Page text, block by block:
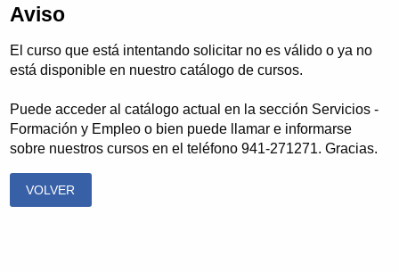
Aviso
El curso que está intentando solicitar no es válido o ya no
está disponible en nuestro catálogo de cursos.
Puede acceder al catálogo actual en la sección Servicios -
Formación y Empleo o bien puede llamar e informarse
sobre nuestros cursos en el teléfono 941-271271. Gracias.
VOLVER